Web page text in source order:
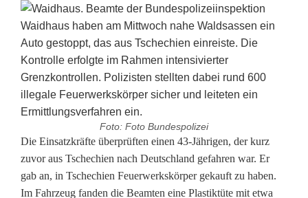
Foto: Foto Bundespolizei
6
0
Die Einsatzkräfte überprüften einen 43-Jährigen, der kurz
zuvor aus Tschechien nach Deutschland gefahren war. Er
gab an, in Tschechien Feuerwerkskörper gekauft zu haben.
Im Fahrzeug fanden die Beamten eine Plastiktüte mit etwa